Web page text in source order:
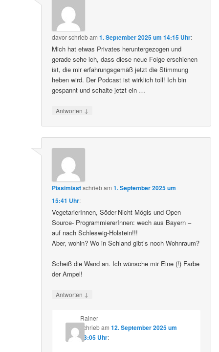
davorschriebam1. September 2025 um 14:15 Uhr:
Mich hat etwas Privates heruntergezogen und
gerade sehe ich, dass diese neue Folge erschienen
ist, die mir erfahrungsgemäß jetzt die Stimmung
heben wird. Der Podcast ist wirklich toll! Ich bin
gespannt und schalte jetzt ein …
Antworten ↓
Pissimisstschriebam1. September 2025 um
15:41 Uhr:
VegetarierInnen, Söder-Nicht-Mögis und Open
Source- ProgrammiererInnen: wech aus Bayern –
auf nach Schleswig-Holstein!!!
Aber, wohin? Wo in Schland gibt’s noch Wohnraum?
Scheiß die Wand an. Ich wünsche mir Eine (!) Farbe
der Ampel!
Antworten ↓
Rainer
schriebam 12. September 2025 um
23:05 Uhr: